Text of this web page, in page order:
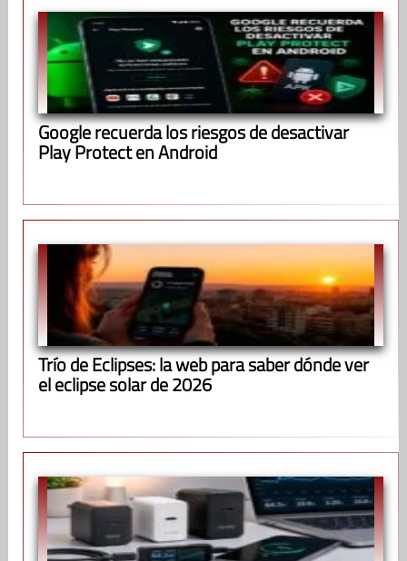
Google recuerda los riesgos de desactivar
Play Protect en Android
Trío de Eclipses: la web para saber dónde ver
el eclipse solar de 2026